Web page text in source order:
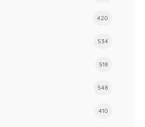
420
534
518
548
410